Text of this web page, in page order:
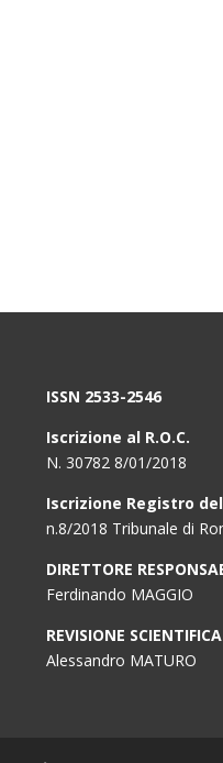
ISSN 2533-2546
Iscrizione al R.O.C.
N. 30782 8/01/2018
Iscrizione Registro
n.8/2018 Tribunale di
DIRETTORE
Ferdinando MAGGIO
REVISIONE SCIENTIFICA
Alessandro MATURO